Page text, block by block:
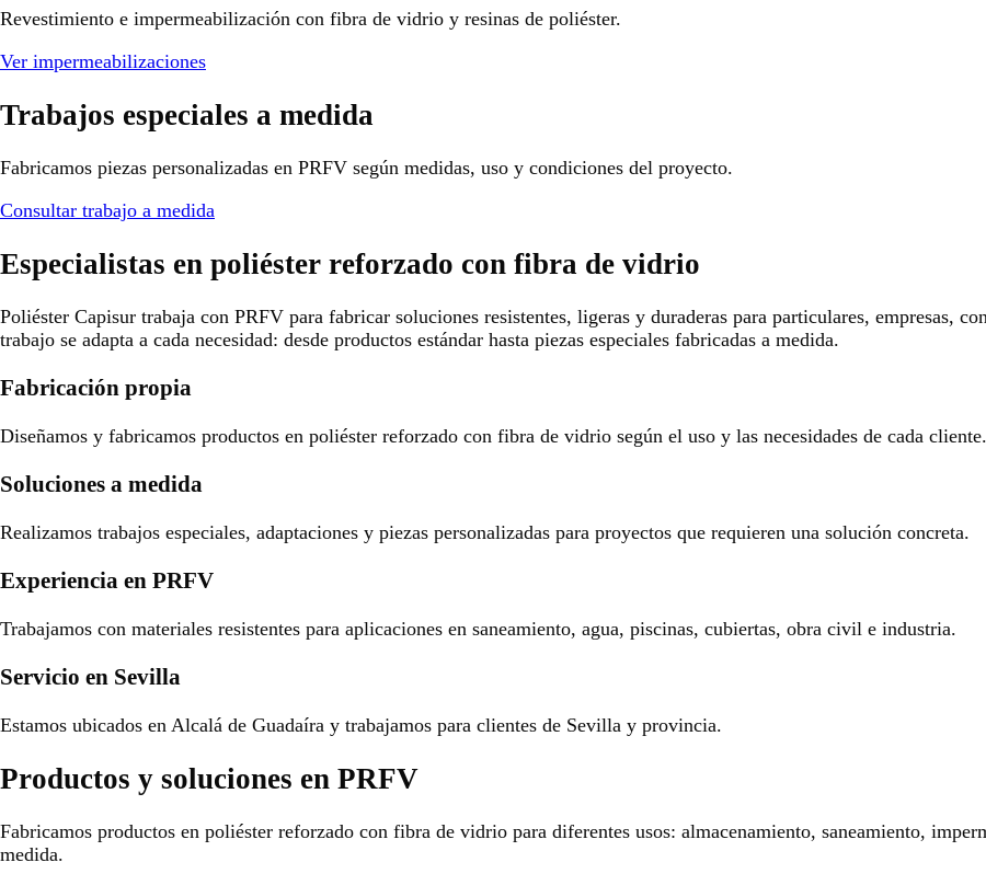
Revestimiento e impermeabilización con fibra de vidrio y resinas de poliéster.
Ver impermeabilizaciones
Trabajos especiales a medida
Fabricamos piezas personalizadas en PRFV según medidas, uso y condiciones del proyecto.
Consultar trabajo a medida
Especialistas en poliéster reforzado con fibra de vidrio
Poliéster Capisur trabaja con PRFV para fabricar soluciones resistentes, ligeras y duraderas para particulares, empresas,
trabajo se adapta a cada necesidad: desde productos estándar hasta piezas especiales fabricadas a medida.
Fabricación propia
Diseñamos y fabricamos productos en poliéster reforzado con fibra de vidrio según el uso y las necesidades de cada cliente.
Soluciones a medida
Realizamos trabajos especiales, adaptaciones y piezas personalizadas para proyectos que requieren una solución concreta.
Experiencia en PRFV
Trabajamos con materiales resistentes para aplicaciones en saneamiento, agua, piscinas, cubiertas, obra civil e industria.
Servicio en Sevilla
Estamos ubicados en Alcalá de Guadaíra y trabajamos para clientes de Sevilla y provincia.
Productos y soluciones en PRFV
Fabricamos productos en poliéster reforzado con fibra de vidrio para diferentes usos: almacenamiento, saneamiento,
medida.